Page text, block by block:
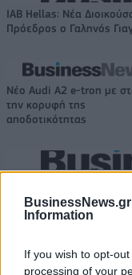
Information
If you wish to opt-
processing of your
IAB Hellas: Νέα
Πρόεδρος ο Γαληνός
Νέο Audi A2 e-tron με
την κορυφή της
αποδοτικότητας
Λεν κόντρα στην Ελλάδα